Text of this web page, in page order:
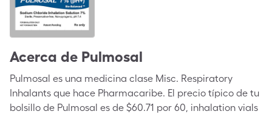
Acerca de Pulmosal
Pulmosal es una medicina clase Misc. Respiratory
Inhalants que hace Pharmacaribe. El precio típico de tu
bolsillo de Pulmosal es de $60.71 por 60, inhalation vials